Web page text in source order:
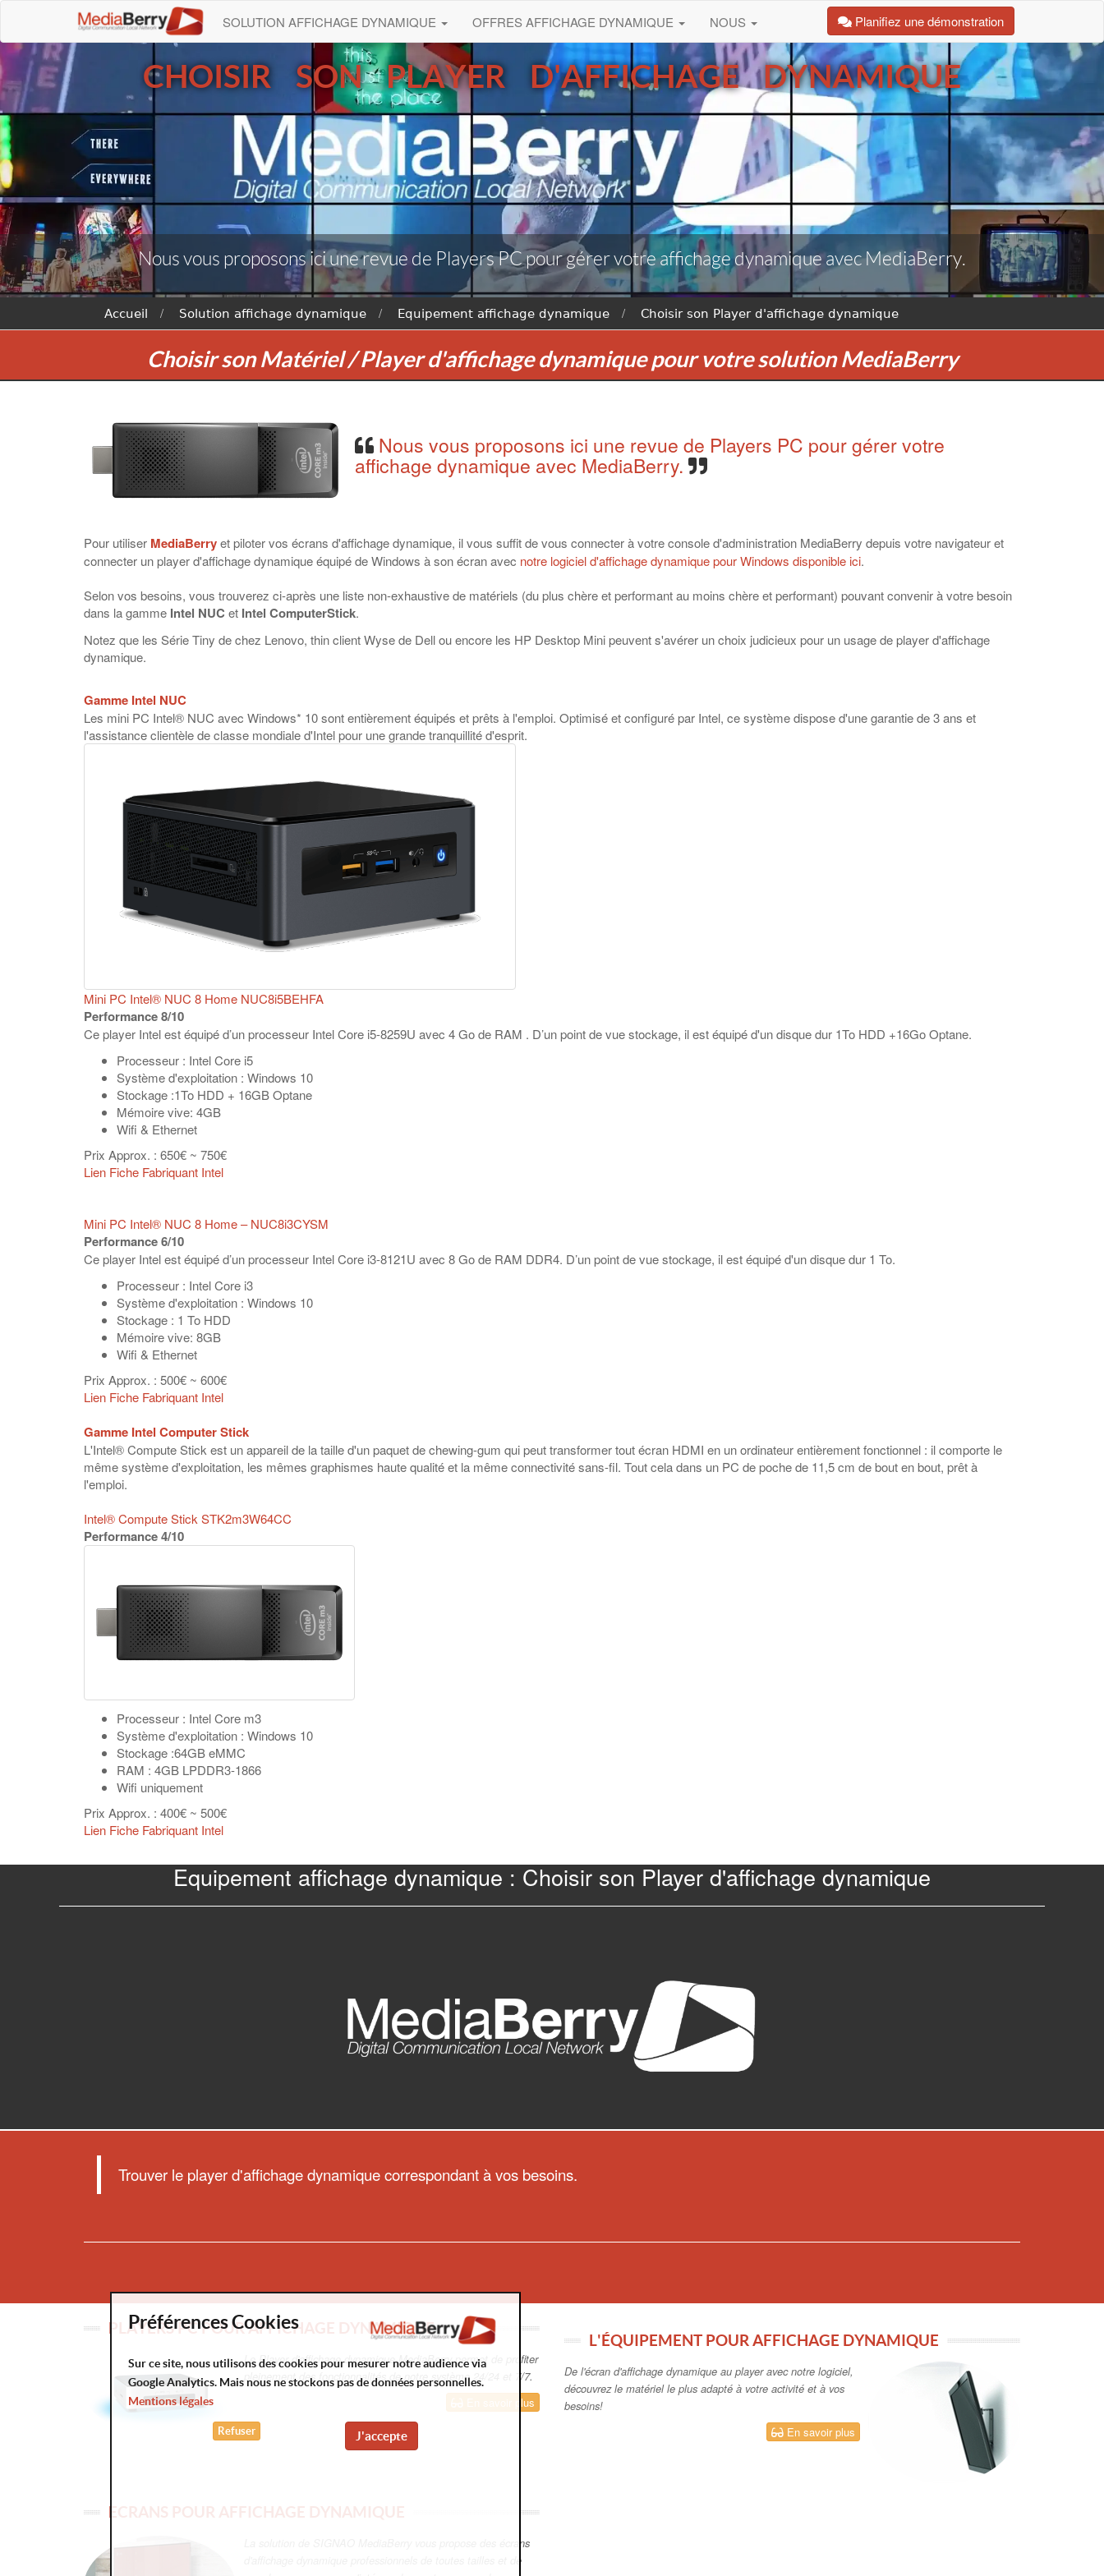
Planifiez une démonstration
SOLUTION AFFICHAGE DYNAMIQUE OFFRES AFFICHAGE DYNAMIQUE NOUS
CHOISIR SON PLAYER D'AFFICHAGE DYNAMIQUE
Nous vous proposons ici une revue de Players PC pour gérer votre affichage dynamique avec MediaBerry.
Accueil Solution affichage dynamique Equipement affichage dynamique Choisir son Player d'affichage dynamique
Choisir son Matériel / Player d'affichage dynamique pour votre solution MediaBerry
Nous vous proposons ici une revue de Players PC pour gérer votre
affichage dynamique avec MediaBerry.
Pour utiliser MediaBerryet piloter vos écrans d'affichage dynamique, il vous suffit de vous connecter à votre console d'administration MediaBerry depuis votre navigateur et
connecter un player d'affichage dynamique équipé de Windows à son écran avec notre logiciel d'affichage dynamique pour Windows disponible ici.
Selon vos besoins, vous trouverez ci-après une liste non-exhaustive de matériels (du plus chère et performant au moins chère et performant) pouvant convenir à votre besoin
dans la gamme Intel NUC et Intel ComputerStick.
Notez que les Série Tiny de chez Lenovo, thin client Wyse de Dell ou encore les HP Desktop Mini peuvent s'avérer un choix judicieux pour un usage de player d'affichage
dynamique.
Gamme Intel NUC
Les mini PC Intel® NUC avec Windows* 10 sont entièrement équipés et prêts à l'emploi. Optimisé et configuré par Intel, ce système dispose d'une garantie de 3 ans et
l'assistance clientèle de classe mondiale d'Intel pour une grande tranquillité d'esprit.
Mini PC Intel® NUC 8 Home NUC8i5BEHFA
Performance 8/10
Ce player Intel est équipé d’un processeur Intel Core i5-8259U avec 4 Go de RAM . D’un point de vue stockage, il est équipé d'un disque dur 1To HDD +16Go Optane.
Processeur : Intel Core i5
Système d'exploitation : Windows 10
Stockage :1To HDD + 16GB Optane
Mémoire vive: 4GB
Wifi & Ethernet
Prix Approx. : 650€ ~ 750€
Lien Fiche Fabriquant Intel
Mini PC Intel® NUC 8 Home – NUC8i3CYSM
Performance 6/10
Ce player Intel est équipé d’un processeur Intel Core i3-8121U avec 8 Go de RAM DDR4. D’un point de vue stockage, il est équipé d'un disque dur 1 To.
Processeur : Intel Core i3
Système d'exploitation : Windows 10
Stockage : 1 To HDD
Mémoire vive: 8GB
Wifi & Ethernet
Prix Approx. : 500€ ~ 600€
Lien Fiche Fabriquant Intel
Gamme Intel Computer Stick
L'Intel® Compute Stick est un appareil de la taille d'un paquet de chewing-gum qui peut transformer tout écran HDMI en un ordinateur entièrement fonctionnel : il comporte le
même système d'exploitation, les mêmes graphismes haute qualité et la même connectivité sans-fil. Tout cela dans un PC de poche de 11,5 cm de bout en bout, prêt à
l'emploi.
Intel® Compute Stick STK2m3W64CC
Performance 4/10
Processeur : Intel Core m3
Système d'exploitation : Windows 10
Stockage :64GB eMMC
RAM : 4GB LPDDR3-1866
Wifi uniquement
Prix Approx. : 400€ ~ 500€
Lien Fiche Fabriquant Intel
Equipement affichage dynamique : Choisir son Player d'affichage dynamique
Trouver le player d'affichage dynamique correspondant à vos besoins.
PLAYERS PC POUR AFFICHAGE DYNAMIQUE
Le Player d'affichage dynamique MediaBerry permet de profiter
pleinement des fonctionnalités de notre système 24/24 et 7/7.
En savoir plus
L'ÉQUIPEMENT POUR AFFICHAGE DYNAMIQUE
De l'écran d'affichage dynamique au player avec notre logiciel,
découvrez le matériel le plus adapté à votre activité et à vos
besoins!
En savoir plus
ECRANS POUR AFFICHAGE DYNAMIQUE
La solution de SIGNAO MediaBerry vous propose des écrans
d'affichage dynamique professionnels de toutes tailles et de
Préférences Cookies
Sur ce site, nous utilisons des cookies pour mesurer notre audience via
Google Analytics. Mais nous ne stockons pas de données personnelles.
Mentions légales
J'accepte
Refuser